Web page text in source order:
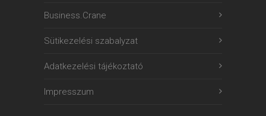
Business.Crane
Sütikezelési szabalyzat
Adatkezelési tájékoztató
Impresszum